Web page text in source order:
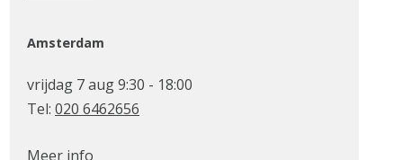
Amsterdam
vrijdag 7 aug 9:30 - 18:00
Tel: 020 6462656
Meer info